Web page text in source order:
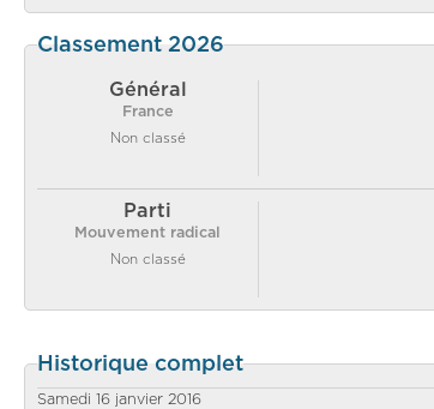
Classement 2026
Général
France
Non classé
Parti
Mouvement radical
Non classé
Historique complet
Samedi 16 janvier 2016